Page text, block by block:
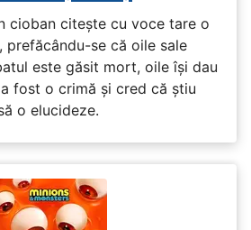
cioban citește cu voce tare o
prefăcându-se că oile sale
este găsit mort, oile își dau
fost o crimă și cred că știu
o elucideze.